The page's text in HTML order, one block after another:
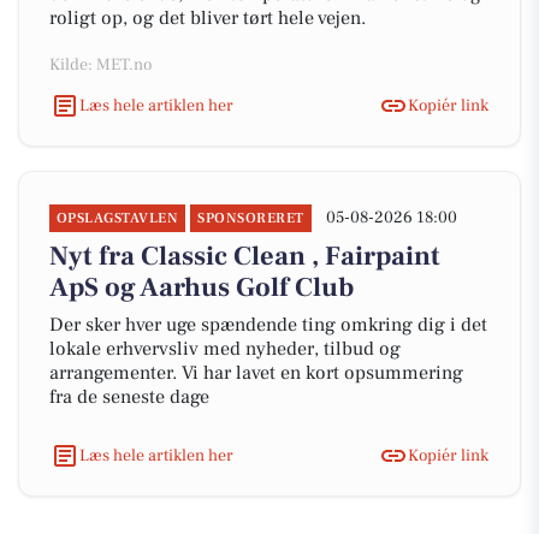
roligt op, og det bliver tørt hele vejen.
Kilde: MET.no
Læs hele artiklen her
Kopiér link
OPSLAGSTAVLEN SPONSORERET 05-08-2026 18:00
Nyt fra Classic Clean , Fairpaint
ApS og Aarhus Golf Club
Der sker hver uge spændende ting omkring dig i det
lokale erhvervsliv med nyheder, tilbud og
arrangementer. Vi har lavet en kort opsummering
fra de seneste dage
Læs hele artiklen her Kopiér link